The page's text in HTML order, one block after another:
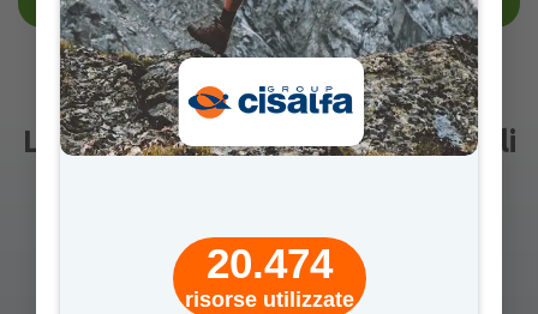
20.474
risorse utilizzate
Che cosa puoi trovare
Le risorse per le tue lezioni digitali